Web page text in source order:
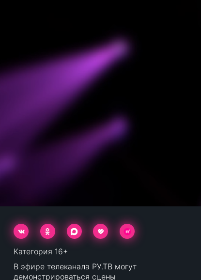
Категория 16+
В эфире телеканала РУ.ТВ могут
демонстрироваться сцены